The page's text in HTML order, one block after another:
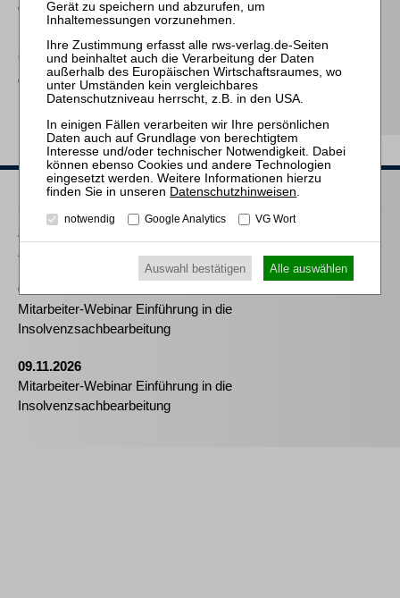
Grenzüberschreitende
M&A-Transaktionen
Göthel (Hrsg.)
Grenzüberschreitende
M&A-Transaktionen
Passende Seminare
26.08.2026
Zertifizierte Anfechtungsassistenz in der Insolvenz
07.09.2026
Mitarbeiter-Webinar Einführung in die
Insolvenzsachbearbeitung
09.11.2026
Mitarbeiter-Webinar Einführung in die
Insolvenzsachbearbeitung
Datenschutzhinweisen
notwendig Google Analytics VG Wort
Auswahl bestätigen Alle auswählen